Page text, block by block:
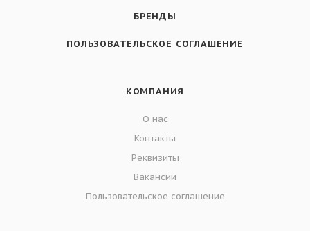
БРЕНДЫ
ПОЛЬЗОВАТЕЛЬСКОЕ СОГЛАШЕНИЕ
КОМПАНИЯ
О нас
Контакты
Реквизиты
Вакансии
Пользовательское соглашение